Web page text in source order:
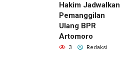
Hakim Jadwalkan
Pemanggilan
Ulang BPR
Artomoro
3 Redaksi